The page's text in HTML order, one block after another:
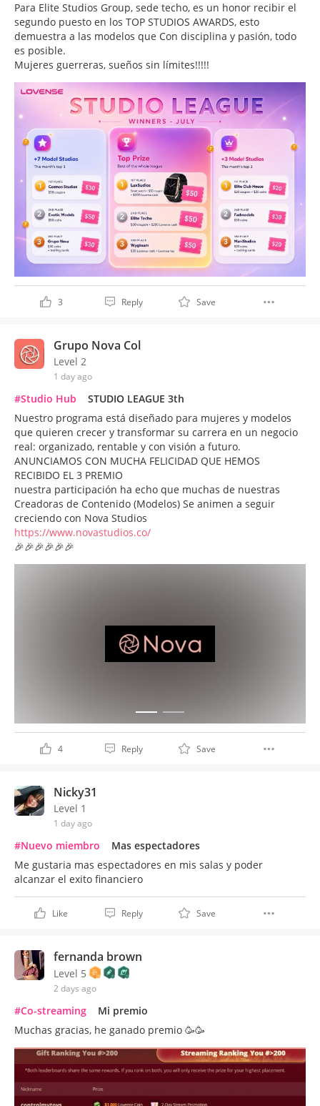
Para Elite Studios Group, sede techo, es un honor recibir el
segundo puesto en los TOP STUDIOS AWARDS, esto
demuestra a las modelos que Con disciplina y pasión, todo
es posible.
Mujeres guerreras, sueños sin límites!!!!!
3 Reply Save
Grupo Nova Col
Level 2
1 day ago
#Studio Hub
STUDIO LEAGUE 3th
Nuestro programa está diseñado para mujeres y modelos
que quieren crecer y transformar su carrera en un negocio
real: organizado, rentable y con visión a futuro.
ANUNCIAMOS CON MUCHA FELICIDAD QUE HEMOS
RECIBIDO EL 3 PREMIO
nuestra participación ha echo que muchas de nuestras
Creadoras de Contenido (Modelos) Se animen a seguir
creciendo con Nova Studios
https://www.novastudios.co/
🎉🎉🎉🎉🎉🎉
4 Reply Save
Nicky31
Level 1
1 day ago
#Nuevo miembro
Mas espectadores
Me gustaria mas espectadores en mis salas y poder
alcanzar el exito financiero
Like Reply Save
fernanda brown
Level 5
2 days ago
#Co-streaming
Mi premio
Muchas gracias, he ganado premio 🥳🥳